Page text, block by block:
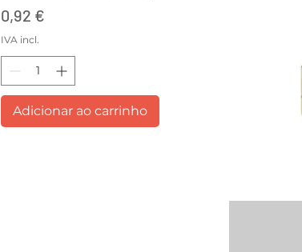
Preço
0,92 €
IVA incl.
Adicionar ao carrinho